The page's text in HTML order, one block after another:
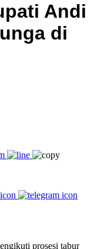
Andi
di